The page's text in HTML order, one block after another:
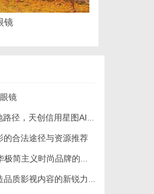
镜
镜
信用星图AI助力产业金融智能升级
的合法途径与资源推荐
时尚品牌的崛起与魅力解析
质影视内容的新锐力量